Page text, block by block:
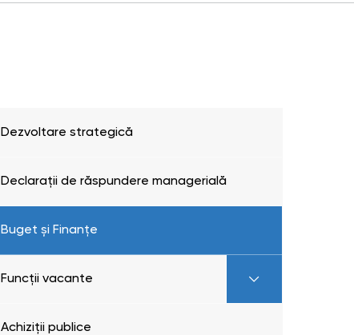
Dezvoltare strategică
Declarații de răspundere managerială
Buget și Finanțe
Funcții vacante
Achiziții publice